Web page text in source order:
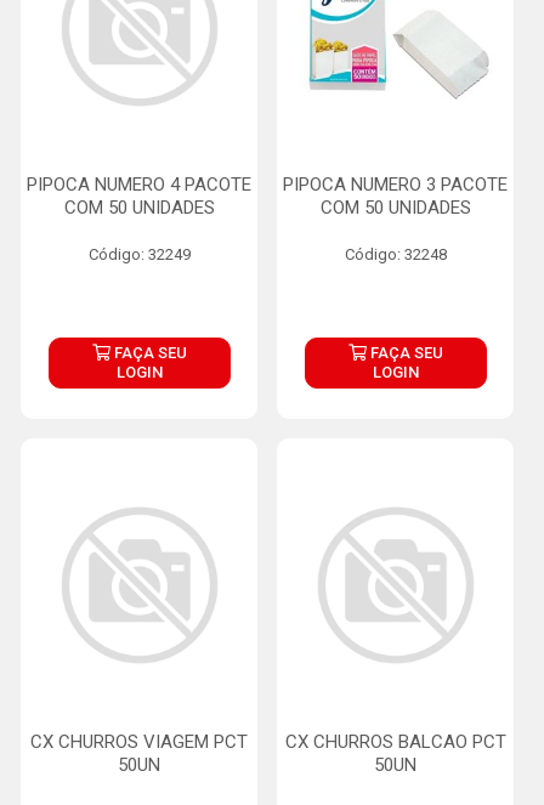
PIPOCA NUMERO 4 PACOTE
COM 50 UNIDADES
Código: 32249
FAÇA SEU
LOGIN
PIPOCA NUMERO 3 PACOTE
COM 50 UNIDADES
Código: 32248
FAÇA SEU
LOGIN
CX CHURROS VIAGEM PCT
50UN
CX CHURROS BALCAO PCT
50UN